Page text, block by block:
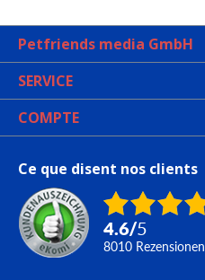
Petfriends media GmbH
SERVICE
COMPTE
Ce que disent nos clients
4.6/5
8010 Rezensionen